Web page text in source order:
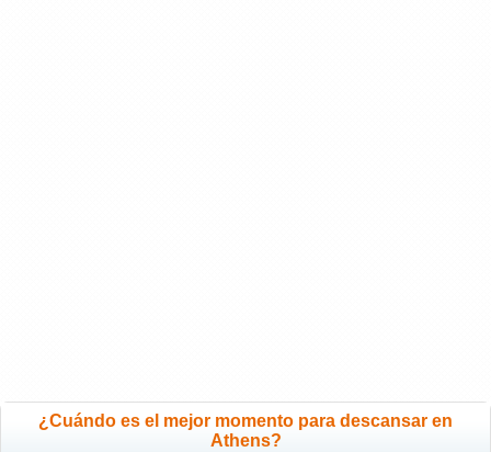
¿Cuándo es el mejor momento para descansar en
Athens?